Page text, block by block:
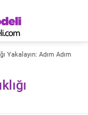
Yakalayın: Adım Adım